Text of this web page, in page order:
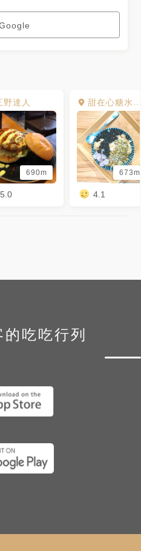
野達人
690m
5.0
甜在心糖水舖 - 金咕溜豆花
673m
4.1
吃吃行列